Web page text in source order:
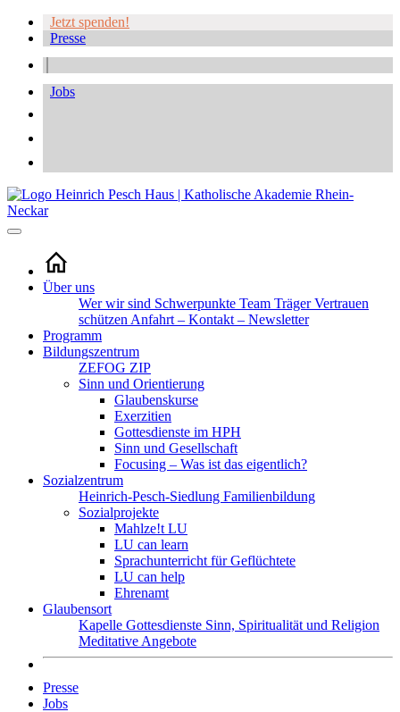
Jetzt spenden!
Presse
Jobs
Über uns
Wer wir sind Schwerpunkte Team TrägerVertrauen
schützen Anfahrt – Kontakt – Newsletter
Programm
Bildungszentrum
ZEFOG ZIP
Sinn und Orientierung
Glaubenskurse
Exerzitien
Gottesdienste im HPH
Sinn und Gesellschaft
Focusing – Was ist das eigentlich?
Sozialzentrum
Heinrich-Pesch-Siedlung Familienbildung
Sozialprojekte
Mahlze!t LU
LU can learn
Sprachunterricht für Geflüchtete
LU can help
Ehrenamt
Glaubensort
Kapelle Gottesdienste Sinn, Spiritualität und Religion
Meditative Angebote
Presse
Jobs